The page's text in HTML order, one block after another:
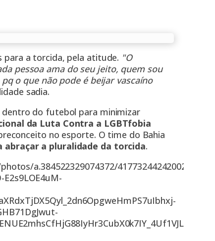
a torcida, pela atitude. "O
pessoa ama do seu jeito, quem sou
o que não pode é beijar vascaíno
sadia.
do futebol para minimizar
da Luta Contra a LGBTfobia
no esporte. O time do Bahia
abraçar a pluralidade da torcida.
a.384522329074372/417732442420027/?
E2s9LOE4uM-